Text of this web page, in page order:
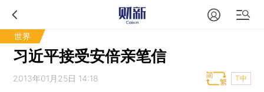
世界
习近平接受安倍亲笔信
2013年01月25日 14:18 T中